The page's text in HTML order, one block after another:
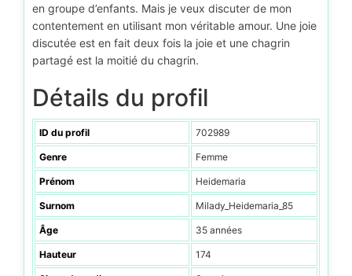
en groupe d’enfants. Mais je veux discuter de mon
contentement en utilisant mon véritable amour. Une joie
discutée est en fait deux fois la joie et une chagrin
partagé est la moitié du chagrin.
Détails du profil
ID du profil 702989
Genre Femme
Prénom Heidemaria
Surnom Milady_Heidemaria_85
Âge 35 années
Hauteur 174